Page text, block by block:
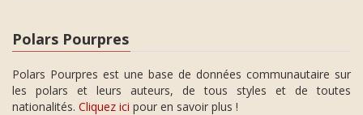
Polars Pourpres
Polars Pourpres est une base de données communautaire sur
les polars et leurs auteurs, de tous styles et de toutes
nationalités. Cliquez ici pour en savoir plus !